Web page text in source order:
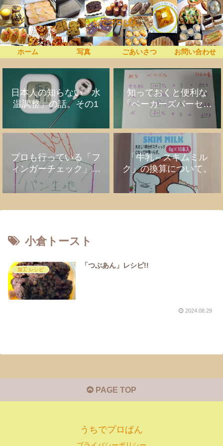
うちでプロぱん
ホーム 写真 ごあいさつ お問い合わせ
日本人の知らない「水
温調整」の話。その1
知っておくと便利な
「ベーカーズパーセン
ト」の話
プロも行っている「フ
ィンガーチェック」の
話。
「牛乳⇔スキムミル
ク」の換算について。
小倉トースト
加工 レシピ
「つぶあん」レシピ!!
2024.08.29
PAGE TOP
うちでプロぱん